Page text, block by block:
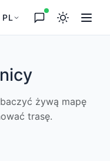
PL
żywą mapę
trasę.